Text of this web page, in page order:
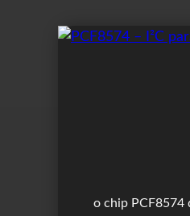
o chip PCF8574